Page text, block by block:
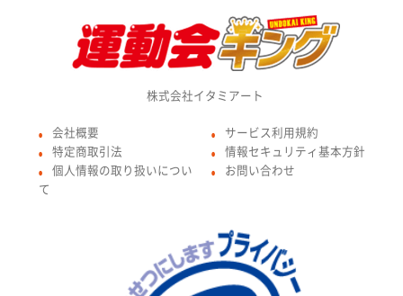
株式会社イタミアート
● 会社概要
● 特定商取引法
●
個人情報の取り扱いについ
て
● サービス利用規約
● 情報セキュリティ基本方針
● お問い合わせ